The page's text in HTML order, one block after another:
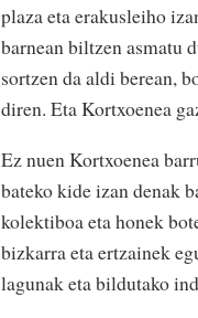
plaza eta erakusleiho
barnean biltzen asmatu
sortzen da aldi berean,
diren. Eta Kortxoenea
Ez nuen Kortxoenea
bateko kide izan denak
kolektiboa eta honek
bizkarra eta ertzainek
lagunak eta bildutako